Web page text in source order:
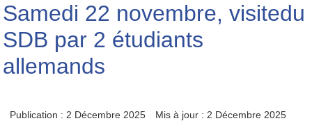
Samedi 22 novembre, visitedu
SDB par 2 étudiants
allemands
Publication : 2 Décembre 2025
Mis à jour : 2 Décembre 2025